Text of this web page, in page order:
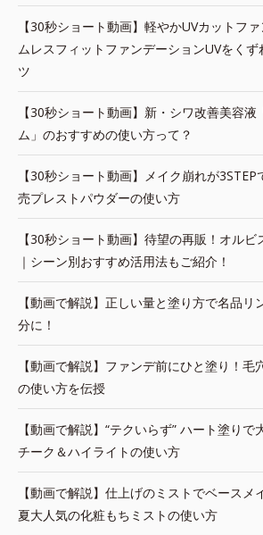
【30秒ショート動画】軽やかUVカットフ
ムレスフィットファンデーションUVをく
ツ
【30秒ショート動画】新・シワ改善美容液
ム」のおすすめの使い方って？
【30秒ショート動画】メイク崩れが
売プレストパウダーの使い方
【30秒ショート動画】待望の再販！オル
｜シーン別おすすめ活用法もご紹介！
【動画で解説】正しい量と塗り方で名品リ
分に！
【動画で解説】ファンデ前にひと塗り！
の使い方を伝授
【動画で解説】“テクいらず” ハート塗りで
チーク＆ハイライトの使い方
【動画で解説】仕上げのミストでベース
夏大人気の化粧もちミストの使い方